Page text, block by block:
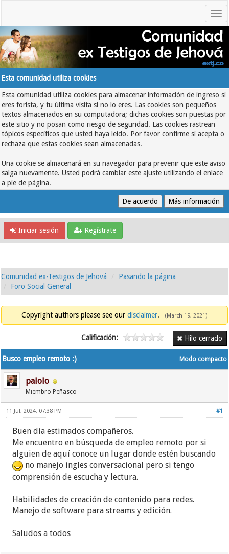
Esta comunidad utiliza cookies
Esta comunidad utiliza cookies para almacenar información de ingreso si
eres forista, y tu última visita si no lo eres. Las cookies son pequeños
textos almacenados en su computadora; dichas cookies son puestas por
este sitio y no posan como riesgo de seguridad. Las cookies rastrean
tópicos específicos que usted haya leído. Por favor confirme si acepta o
rechaza que estas cookies sean almacenadas.
Una cookie se almacenará en su navegador para prevenir que este aviso
salga nuevamente. Usted podrá cambiar este ajuste utilizando el enlace
a pie de página.
Iniciar sesión Regístrate
Comunidad ex-Testigos de Jehová
Pasando la página
Foro Social General
Copyright authors please see our disclaimer. (March 19, 2021)
Hilo cerrado
Calificación:
Modo compacto
Busco empleo remoto :)
palolo
Miembro Peñasco
#1
11 Jul, 2024, 07:38 PM
Buen día estimados compañeros.
Me encuentro en búsqueda de empleo remoto por si
alguien de aquí conoce un lugar donde estén buscando
no manejo ingles conversacional pero si tengo
comprensión de escucha y lectura.
Habilidades de creación de contenido para redes.
Manejo de software para streams y edición.
Saludos a todos